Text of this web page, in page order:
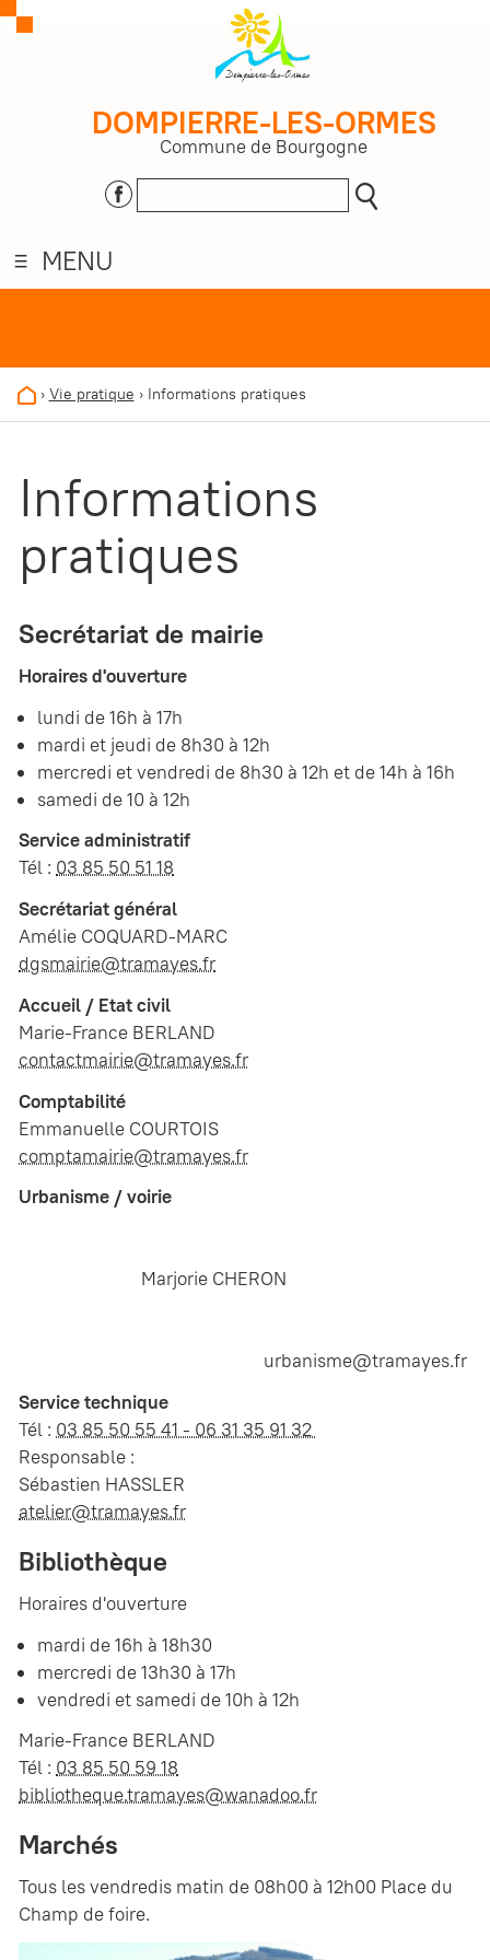
DOMPIERRE-LES-ORMES
Commune de Bourgogne
MENU
› Vie pratique › Informations pratiques
Informations
pratiques
Secrétariat de mairie
Horaires d'ouverture
lundi de 16h à 17h
mardi et jeudi de 8h30 à 12h
mercredi et vendredi de 8h30 à 12h et de 14h à 16h
samedi de 10 à 12h
Service administratif
Tél : 03 85 50 51 18
Secrétariat général
Amélie COQUARD-MARC
dgsmairie@tramayes.fr
Accueil / Etat civil
Marie-France BERLAND
contactmairie@tramayes.fr
Comptabilité
Emmanuelle COURTOIS
comptamairie@tramayes.fr
Urbanisme / voirie
Marjorie CHERON
urbanisme@tramayes.fr
Service technique
Tél : 03 85 50 55 41 - 06 31 35 91 32
Responsable :
Sébastien HASSLER
atelier@tramayes.fr
Bibliothèque
Horaires d'ouverture
mardi de 16h à 18h30
mercredi de 13h30 à 17h
vendredi et samedi de 10h à 12h
Marie-France BERLAND
Tél : 03 85 50 59 18
bibliotheque.tramayes@wanadoo.fr
Marchés
Tous les vendredis matin de 08h00 à 12h00 Place du
Champ de foire.